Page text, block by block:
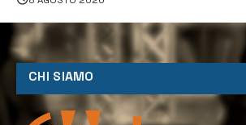
CHI SIAMO